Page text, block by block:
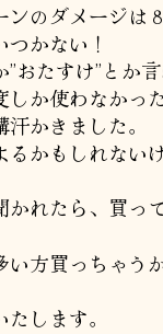
のダメージは
かない！
”おたすけ”とか
しか使わなかっ
かきました。
るかもしれない
かれたら、買っ
い方買っちゃう
します。